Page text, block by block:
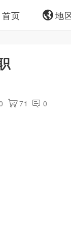
首页 地
71 0